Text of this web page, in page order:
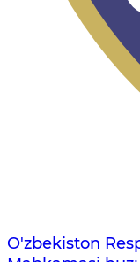
O'zbekiston